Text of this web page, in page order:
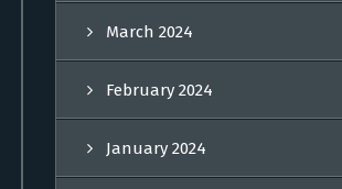
March 2024
February 2024
January 2024